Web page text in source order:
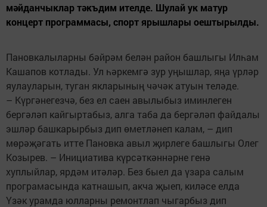
мәйданчыклар тәкъдим ителде. Шулай ук матур
концерт программасы, спорт ярышлары оештырылды.
Пановкалыларны бәйрәм белән район башлыгы Илһам
Кашапов котлады. Ул һәркемгә зур уңышлар, яңа үрләр
яулауларын, туган якларының чәчәк атуын теләде.
– Күргәнегезчә, без ел саен авылыбыз иминлеген
бергәләп кайгыртабыз, алга таба да бергәләп файдалы
эшләр башкарырбыз дип өметләнеп калам, – дип
мөрәҗәгать итте Пановка авыл җирлеге башлыгы Олег
Козырев. – Инициатива күрсәткәннәрне генә
хуплыйлар, ярдәм итәләр. Без быел да үзара салым
програмасында катнашып, акча җыеп, киләсе елда
Үзәк урамда юлларны ремонтлап чыгарбыз дип